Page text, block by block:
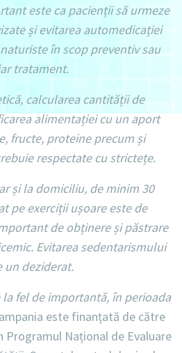
este ca pacienții să urmeze
și evitarea automedicației
în scop preventiv sau
tratament.
calcularea cantității de
alimentației cu un aport
fructe, proteine precum și
respectate cu strictețe.
și la domiciliu, de minim 30
pe exerciții ușoare este de
de obținere și păstrare
Evitarea sedentarismului
un deziderat.
fel de importantă, în perioada
este finanțată de către
Programul Național de Evaluare